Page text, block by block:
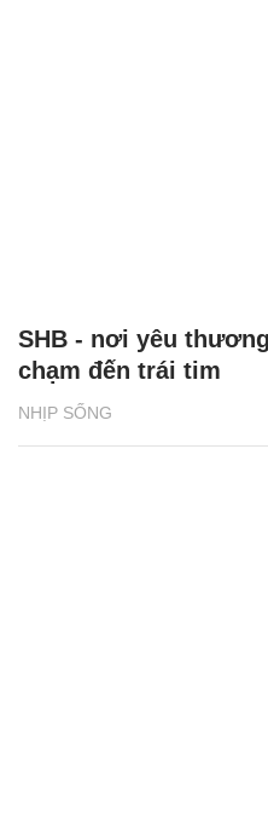
NHỊP SỐNG
SHB - nơi yêu
chạm đến trái tim